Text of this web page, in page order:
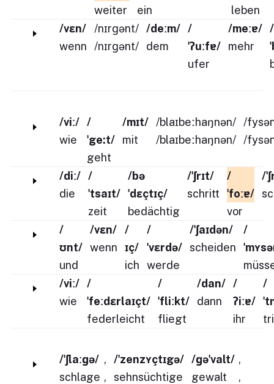
weiter
ein
leben
/vɛn/
wenn
/nɪrɡənt/
/nɪrɡənt/
/deːm/
dem
/
ˈʔuːfɐ/
ufer
/meːɐ/
mehr
/
/viː/
wie
/
ˈge:t/
geht
/mɪt/
mit
/blaɪbeːhaŋnən/
/blaɪbeːhaŋnən/
/
/
/diː/
die
/
ˈtsaɪt/
zeit
/bə
ˈdɛçtɪç/
bedächtig
/ˈʃrɪt/
schritt
/
ˈfoːɐ/
vor
/
/
ʊnt/
und
/vɛn/
wenn
/
ɪç/
ich
/
ˈvɛrdə/
werde
/ˈʃaɪdən/
scheiden
/
/viː/
wie
/
ˈfeːdɛrlaɪçt/
federleicht
/
ˈfliːkt/
fliegt
/dan/
dann
/
ʔiːɐ/
ihr
/
/ˈʃlaːɡə/
schlage
,
,
/ˈzenzʏçtɪgə/
sehnsüchtige
/ɡəˈvalt/
gewalt
,
,